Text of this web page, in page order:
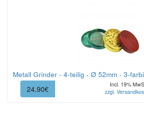
Metall Grinder - 4-teilig - Ø 52mm - 3-
24.90€
Incl. 19%
zzgl.